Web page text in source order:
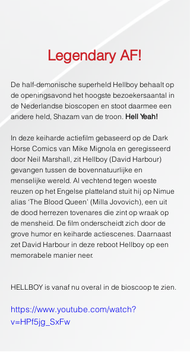
Legendary AF!
De half-demonische superheld Hellboy behaalt op
de openingsavond het hoogste bezoekersaantal in
de Nederlandse bioscopen en stoot daarmee een
andere held, Shazam van de troon. Hell Yeah!
In deze keiharde actiefilm gebaseerd op de Dark
Horse Comics van Mike Mignola en geregisseerd
door Neil Marshall, zit Hellboy (David Harbour)
gevangen tussen de bovennatuurlijke en
menselijke wereld. Al vechtend tegen woeste
reuzen op het Engelse platteland stuit hij op Nimue
alias ‘The Blood Queen’ (Milla Jovovich), een uit
de dood herrezen tovenares die zint op wraak op
de mensheid. De film onderscheidt zich door de
grove humor en keiharde actiescenes. Daarnaast
zet David Harbour in deze reboot Hellboy op een
memorabele manier neer.
HELLBOY is vanaf nu overal in de bioscoop te zien.
https://www.youtube.com/watch?
v=HPf5jg_SxFw